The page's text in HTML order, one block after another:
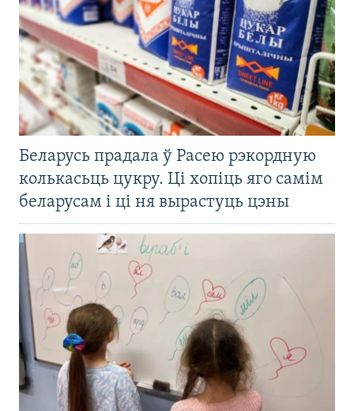
Беларусь прадала ў Расею рэкордную
колькасьць цукру. Ці хопіць яго самім
беларусам і ці ня вырастуць цэны